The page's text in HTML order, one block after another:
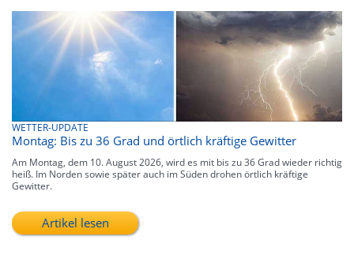
WETTER-UPDATE
Montag: Bis zu 36 Grad und örtlich kräftige Gewitter
Am Montag, dem 10. August 2026, wird es mit bis zu 36 Grad wieder richtig
heiß. Im Norden sowie später auch im Süden drohen örtlich kräftige
Gewitter.
Artikel lesen